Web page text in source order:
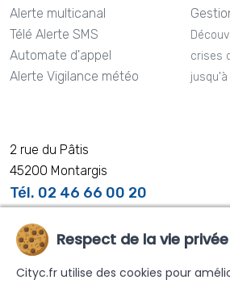
Alerte multicanal
Télé Alerte SMS
Automate d'appel
Alerte Vigilance météo
crises
2 rue du Pâtis
45200 Montargis
Tél. 02 46 66 00 20
Nos distributeurs
Respect de la vie privée
Cityc.fr utilise des cookies pour